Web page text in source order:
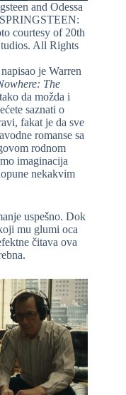
and Odessa
courtesy of 20th
All Rights
je Warren
The
da možda i
saznati o
fakat je da sve
romanse sa
rodnom
imaginacija
nekakvim
uspešno. Dok
mu glumi oca
čitava ova